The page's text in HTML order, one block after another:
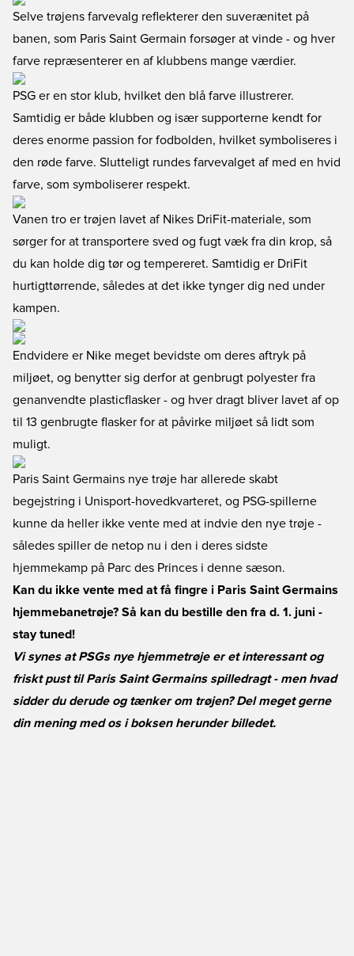
Selve trøjens farvevalg reflekterer den suverænitet på
banen, som Paris Saint Germain forsøger at vinde - og hver
farve repræsenterer en af klubbens mange værdier.
PSG er en stor klub, hvilket den blå farve illustrerer.
Samtidig er både klubben og især supporterne kendt for
deres enorme passion for fodbolden, hvilket symboliseres i
den røde farve. Slutteligt rundes farvevalget af med en hvid
farve, som symboliserer respekt.
Vanen tro er trøjen lavet af Nikes DriFit-materiale, som
sørger for at transportere sved og fugt væk fra din krop, så
du kan holde dig tør og tempereret. Samtidig er DriFit
hurtigttørrende, således at det ikke tynger dig ned under
kampen.
Endvidere er Nike meget bevidste om deres aftryk på
miljøet, og benytter sig derfor at genbrugt polyester fra
genanvendte plasticflasker - og hver dragt bliver lavet af op
til 13 genbrugte flasker for at påvirke miljøet så lidt som
muligt.
Paris Saint Germains nye trøje har allerede skabt
begejstring i Unisport-hovedkvarteret, og PSG-spillerne
kunne da heller ikke vente med at indvie den nye trøje -
således spiller de netop nu i den i deres sidste
hjemmekamp på Parc des Princes i denne sæson.
Kan du ikke vente med at få fingre i Paris Saint Germains
hjemmebanetrøje? Så kan du bestille den fra d. 1. juni -
stay tuned!
Vi synes at PSGs nye hjemmetrøje er et interessant og
friskt pust til Paris Saint Germains spilledragt - men hvad
sidder du derude og tænker om trøjen? Del meget gerne
din mening med os i boksen herunder billedet.